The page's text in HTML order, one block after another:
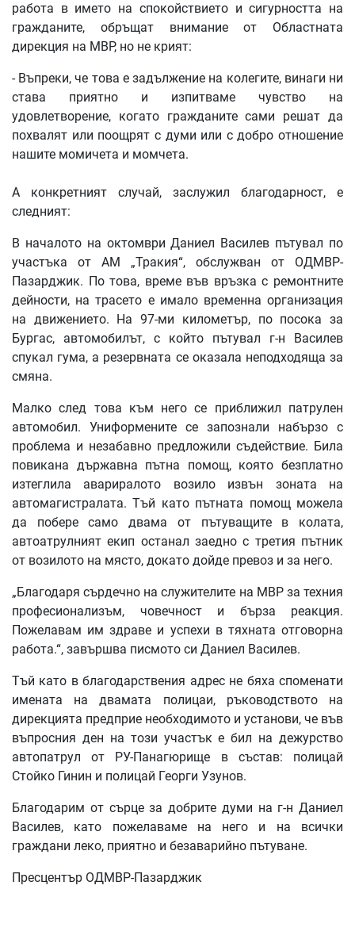
работа в името на спокойствието и сигурността на
гражданите, обръщат внимание от Областната
дирекция на МВР, но не крият:
- Въпреки, че това е задължение на колегите, винаги ни
става приятно и изпитваме чувство на
удовлетворение, когато гражданите сами решат да
похвалят или поощрят с думи или с добро отношение
нашите момичета и момчета.
А конкретният случай, заслужил благодарност, е
следният:
В началото на октомври Даниел Василев пътувал по
участъка от АМ „Тракия“, обслужван от ОДМВР-
Пазарджик. По това, време във връзка с ремонтните
дейности, на трасето е имало временна организация
на движението. На 97-ми километър, по посока за
Бургас, автомобилът, с който пътувал г-н Василев
спукал гума, а резервната се оказала неподходяща за
смяна.
Малко след това към него се приближил патрулен
автомобил. Униформените се запознали набързо с
проблема и незабавно предложили съдействие. Била
повикана държавна пътна помощ, която безплатно
изтеглила авариралото возило извън зоната на
автомагистралата. Тъй като пътната помощ можела
да побере само двама от пътуващите в колата,
автоатрулният екип останал заедно с третия пътник
от возилото на място, докато дойде превоз и за него.
„Благодаря сърдечно на служителите на МВР за техния
професионализъм, човечност и бърза реакция.
Пожелавам им здраве и успехи в тяхната отговорна
работа.“, завършва писмото си Даниел Василев.
Тъй като в благодарствения адрес не бяха споменати
имената на двамата полицаи, ръководството на
дирекцията предприе необходимото и установи, че във
въпросния ден на този участък е бил на дежурство
автопатрул от РУ-Панагюрище в състав: полицай
Стойко Гинин и полицай Георги Узунов.
Благодарим от сърце за добрите думи на г-н Даниел
Василев, като пожелаваме на него и на всички
граждани леко, приятно и безаварийно пътуване.
Пресцентър ОДМВР-Пазарджик